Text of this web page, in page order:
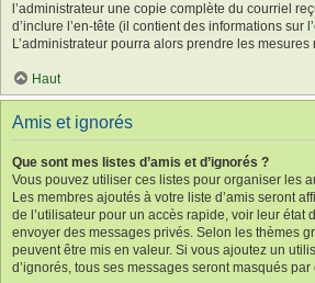
l’administrateur une copie complète du courriel
d’inclure l’en-tête (il contient des informations sur
L’administrateur pourra alors prendre les mesures
Haut
Amis et ignorés
Que sont mes listes d’amis et d’ignorés ?
Vous pouvez utiliser ces listes pour organiser les
Les membres ajoutés à votre liste d’amis seront
de l’utilisateur pour un accès rapide, voir leur état
envoyer des messages privés. Selon les thèmes
peuvent être mis en valeur. Si vous ajoutez un
d’ignorés, tous ses messages seront masqués par